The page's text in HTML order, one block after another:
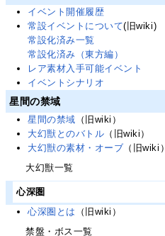
イベント開催履歴
常設イベントについて(旧wiki)
常設化済み一覧
常設化済み（東方編）
レア素材入手可能イベント
イベントシナリオ
星間の禁域
星間の禁域 （旧wiki）
大幻獣とのバトル （旧wiki）
大幻獣の素材・オーブ （旧wiki）
大幻獣一覧
心深圏
心深圏とは
（旧wiki）
禁盤・ボス一覧